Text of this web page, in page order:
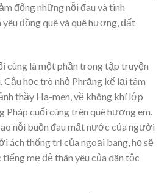
động những nỗi đau và tình
đồng quê và quê hương, đất
cùng là một phần trong tập truyện
Cậu học trò nhỏ Phrăng kể lại tâm
thầy Ha-men, về không khí lớp
cuối cùng trên quê hương em.
nỗi buồn đau mất nước của người
ách thống trị của ngoại bang, họ sẽ
mẹ đẻ thân yêu của dân tộc